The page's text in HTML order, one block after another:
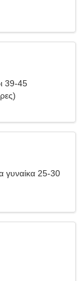
39-45
γυναίκα 25-30